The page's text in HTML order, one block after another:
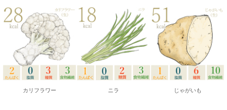
カリフラワー ニラ じゃがいも